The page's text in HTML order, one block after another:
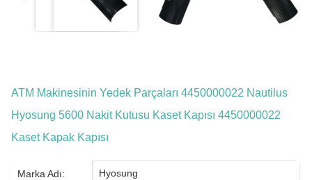
ATM Makinesinin Yedek Parçaları 4450000022 Nautilus
Hyosung 5600 Nakit Kutusu Kaset Kapısı 4450000022
Kaset Kapak Kapısı
Marka Adı: Hyosung